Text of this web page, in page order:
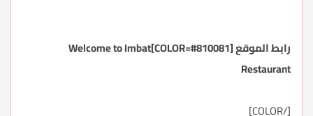
رابط الموقع
[COLOR=#810081]Welcome to Imbat
Restaurant
[/COLOR]